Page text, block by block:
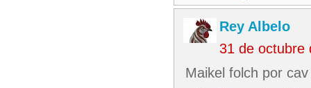
Rey Albelo
31 de octubre
Maikel folch por cav